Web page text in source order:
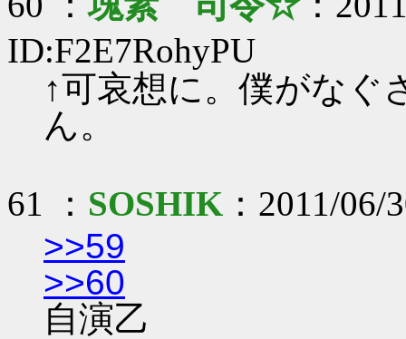
ID:F2E7RohyPU
↑可哀想に。僕がなぐ
ん。
61 ： SOSHIK ：2011/
>>59
>>60
自演乙